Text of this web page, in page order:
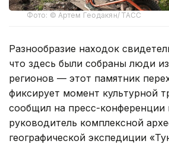
Фото: © Артем Геодакян/ ТАСС
Разнообразие находок
что здесь были собраны люди
регионов — этот памятник
фиксирует момент культурной
сообщил на пресс-
руководитель комплексной
географической экспедиции